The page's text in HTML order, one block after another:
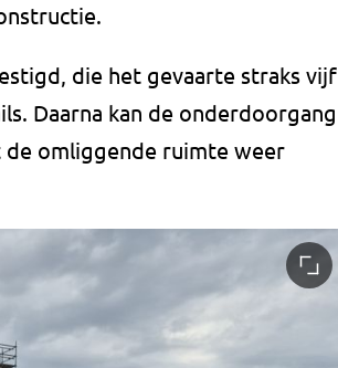
die het gevaarte straks vijf
Daarna kan de onderdoorgang
de omliggende ruimte weer